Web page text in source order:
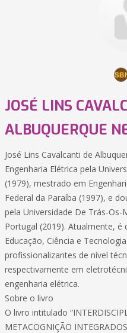
JOSÉ LINS
ALBUQUERQUE
José Lins Cavalcanti de
Engenharia Elétrica pela
(1979), mestrado em
Federal da Paraíba (1997), e
pela Universidade De Trás-
Portugal (2019). Atualmente,
Educação, Ciência e
profissionalizantes de nível
respectivamente em
engenharia elétrica.
Sobre o livro
O livro intitulado
METACOGNIÇÃO